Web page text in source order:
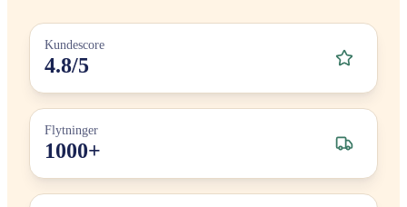
Kundescore
4.8/5
Flytninger
1000+